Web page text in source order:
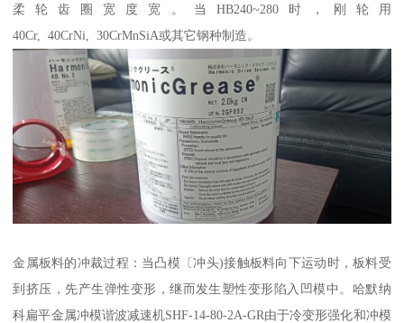
柔轮齿圈宽度宽。当HB240~280时，刚轮用
40Cr, 40CrNi, 30CrMnSiA或其它钢种制造。
金属板料的冲裁过程：当凸模〔冲头)接触板料向下运动时，板料受
到挤压，先产生弹性变形，继而发生塑性变形陷入凹模中。哈默纳
科扁平金属冲模谐波减速机SHF-14-80-2A-GR由于冷变形强化和冲模